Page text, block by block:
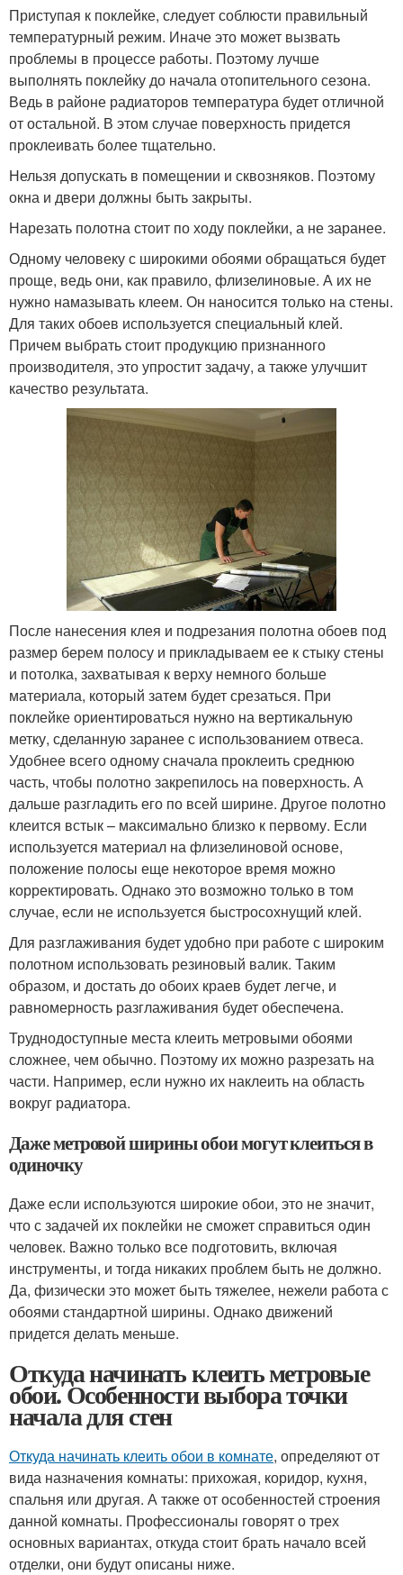
Приступая к поклейке, следует соблюсти правильный
температурный режим. Иначе это может вызвать
проблемы в процессе работы. Поэтому лучше
выполнять поклейку до начала отопительного сезона.
Ведь в районе радиаторов температура будет отличной
от остальной. В этом случае поверхность придется
проклеивать более тщательно.
Нельзя допускать в помещении и сквозняков. Поэтому
окна и двери должны быть закрыты.
Нарезать полотна стоит по ходу поклейки, а не заранее.
Одному человеку с широкими обоями обращаться будет
проще, ведь они, как правило, флизелиновые. А их не
нужно намазывать клеем. Он наносится только на стены.
Для таких обоев используется специальный клей.
Причем выбрать стоит продукцию признанного
производителя, это упростит задачу, а также улучшит
качество результата.
После нанесения клея и подрезания полотна обоев под
размер берем полосу и прикладываем ее к стыку стены
и потолка, захватывая к верху немного больше
материала, который затем будет срезаться. При
поклейке ориентироваться нужно на вертикальную
метку, сделанную заранее с использованием отвеса.
Удобнее всего одному сначала проклеить среднюю
часть, чтобы полотно закрепилось на поверхность. А
дальше разгладить его по всей ширине. Другое полотно
клеится встык – максимально близко к первому. Если
используется материал на флизелиновой основе,
положение полосы еще некоторое время можно
корректировать. Однако это возможно только в том
случае, если не используется быстросохнущий клей.
Для разглаживания будет удобно при работе с широким
полотном использовать резиновый валик. Таким
образом, и достать до обоих краев будет легче, и
равномерность разглаживания будет обеспечена.
Труднодоступные места клеить метровыми обоями
сложнее, чем обычно. Поэтому их можно разрезать на
части. Например, если нужно их наклеить на область
вокруг радиатора.
Даже метровой ширины обои могут клеиться в
одиночку
Даже если используются широкие обои, это не значит,
что с задачей их поклейки не сможет справиться один
человек. Важно только все подготовить, включая
инструменты, и тогда никаких проблем быть не должно.
Да, физически это может быть тяжелее, нежели работа с
обоями стандартной ширины. Однако движений
придется делать меньше.
Откуда начинать клеить метровые
обои. Особенности выбора точки
начала для стен
Откуда начинать клеить обои в комнате, определяют от
вида назначения комнаты: прихожая, коридор, кухня,
спальня или другая. А также от особенностей строения
данной комнаты. Профессионалы говорят о трех
основных вариантах, откуда стоит брать начало всей
отделки, они будут описаны ниже.